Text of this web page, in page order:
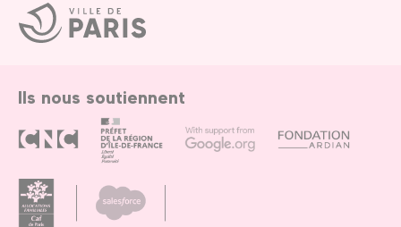
Ville
de
Paris
Ils nous soutiennent